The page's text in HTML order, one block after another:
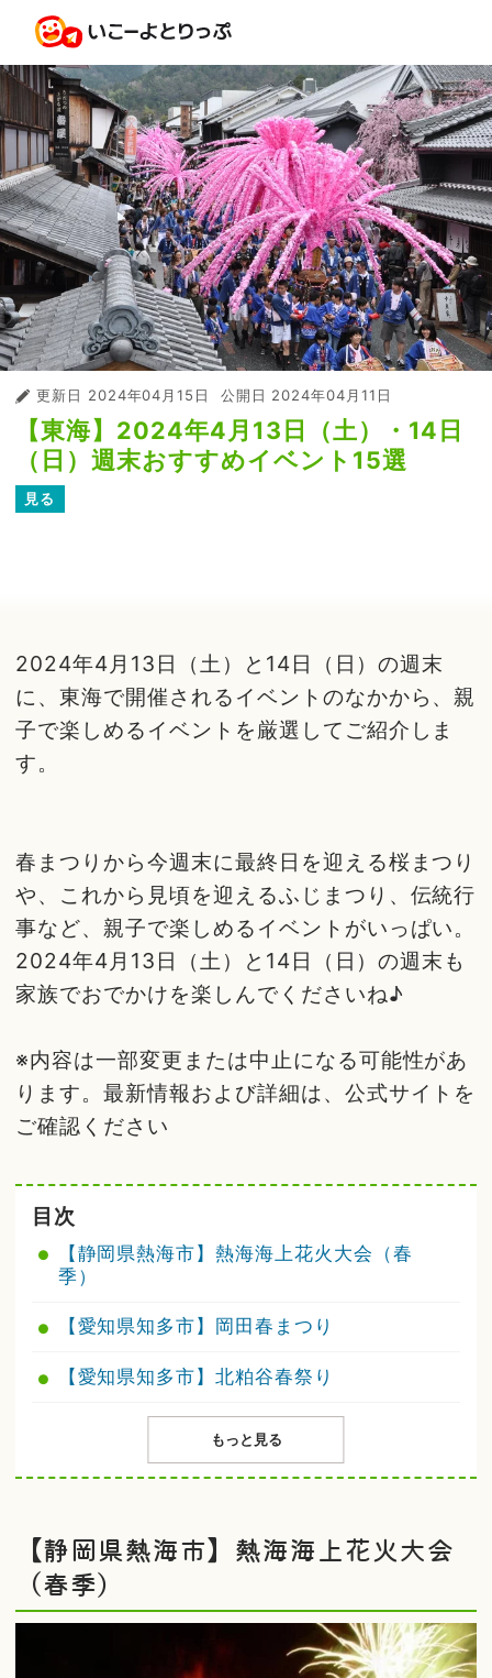
更新日 2024年04月15日 公開日 2024年04月11日
【東海】2024年4月13日（土）・14日
（日）週末おすすめイベント15選
見る
2024年4月13日（土）と14日（日）の週末
に、東海で開催されるイベントのなかから、親
子で楽しめるイベントを厳選してご紹介しま
す。
春まつりから今週末に最終日を迎える桜まつり
や、これから見頃を迎えるふじまつり、伝統行
事など、親子で楽しめるイベントがいっぱい。
2024年4月13日（土）と14日（日）の週末も
家族でおでかけを楽しんでくださいね♪
※内容は一部変更または中止になる可能性があ
ります。最新情報および詳細は、公式サイトを
ご確認ください
目次
【静岡県熱海市】熱海海上花火大会（春
季）
【愛知県知多市】岡田春まつり
【愛知県知多市】北粕谷春祭り
もっと見る
【静岡県熱海市】熱海海上花火大会
（春季）